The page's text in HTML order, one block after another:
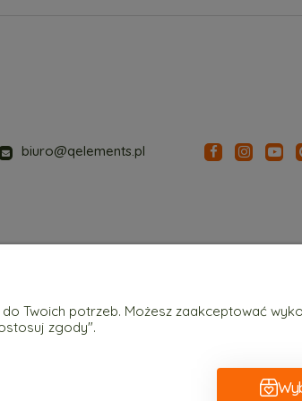
prywatności
reklamacje
Kontakt i dane firmy
biuro@qelements.pl
Twoich potrzeb. Możesz zaakceptować
zgody".